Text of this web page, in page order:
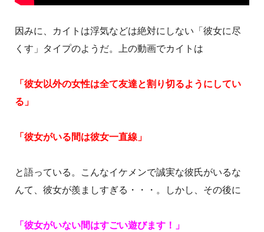
因みに、カイトは浮気などは絶対にしない「彼女に尽
くす」タイプのようだ。上の動画でカイトは
「彼女以外の女性は全て友達と割り切るようにしてい
る」
「彼女がいる間は彼女一直線」
と語っている。こんなイケメンで誠実な彼氏がいるな
んて、彼女が羨ましすぎる・・・。しかし、その後に
「彼女がいない間はすごい遊びます！」